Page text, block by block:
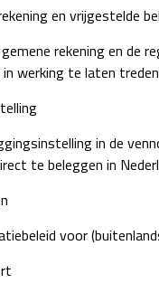
en vrijgestelde
rekening en de
werking te laten
in de
te beleggen in
voor